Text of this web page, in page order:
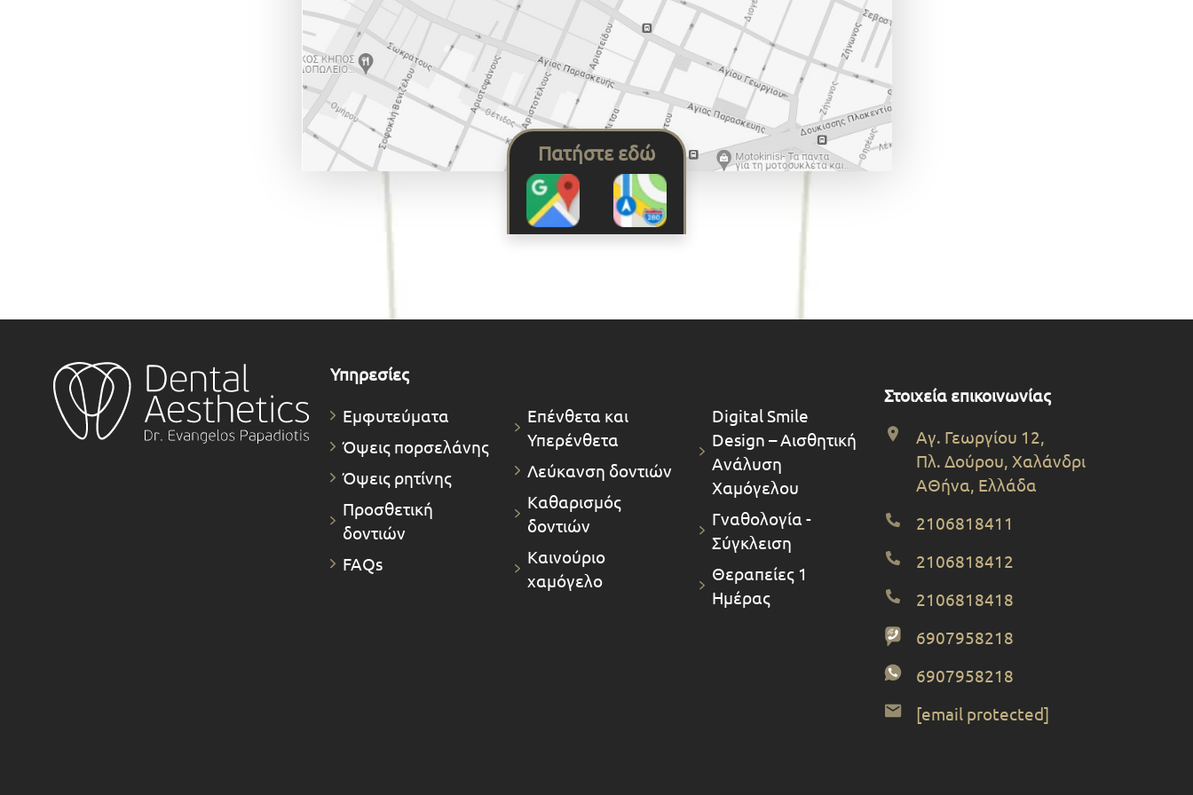
Πατήστε εδώ
Υπηρεσίες
Εμφυτεύματα
Όψεις πορσελάνης
Όψεις ρητίνης
Προσθετική
δοντιών
FAQs
Επένθετα και
Υπερένθετα
Λεύκανση δοντιών
Καθαρισμός
δοντιών
Καινούριο
χαμόγελο
Digital Smile
Design – Αισθητική
Ανάλυση
Χαμόγελου
Γναθολογία -
Σύγκλειση
Θεραπείες 1
Ημέρας
Στοιχεία επικοινωνίας
Αγ. Γεωργίου 12,
Πλ. Δούρου, Χαλάνδρι
ΑΘήνα, Ελλάδα
2106818411
2106818412
2106818418
6907958218
6907958218
[email protected]